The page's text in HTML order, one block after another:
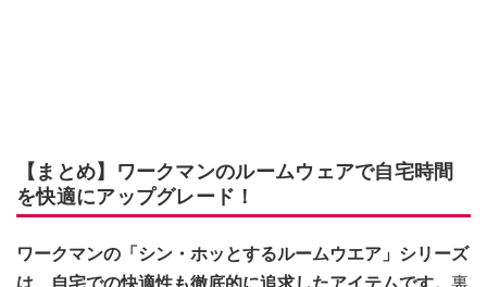
【まとめ】ワークマンのルームウェアで自宅時間
を快適にアップグレード！
ワークマンの「シン・ホッとするルームウエア」シリーズ